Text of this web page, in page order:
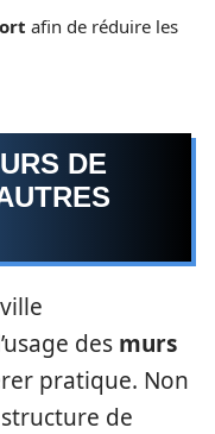
afin de réduire les
DE
des murs
pratique. Non
de